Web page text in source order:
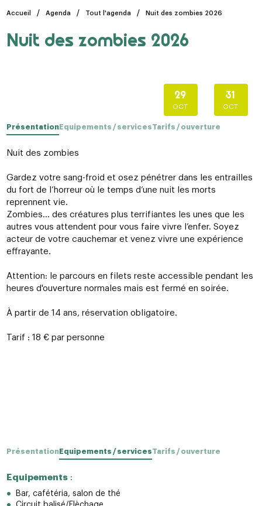
Accueil Agenda Tout l'agenda Nuit des zombies 2026
Nuit des zombies 2026
29
OCT
31
OCT
PrésentationEquipements / servicesTarifs / ouverture
Nuit des zombies
Gardez votre sang-froid et osez pénétrer dans les entrailles
du fort de l’horreur où le temps d’une nuit les morts
reprennent vie.
Zombies… des créatures plus terrifiantes les unes que les
autres vous attendent pour vous faire vivre l’enfer. Soyez
acteur de votre cauchemar et venez vivre une expérience
effrayante.
Attention: le parcours en filets reste accessible pendant les
heures d'ouverture normales mais est fermé en soirée.
À partir de 14 ans, réservation obligatoire.
Tarif : 18 € par personne
PrésentationEquipements / servicesTarifs / ouverture
Equipements:
Bar, cafétéria, salon de thé